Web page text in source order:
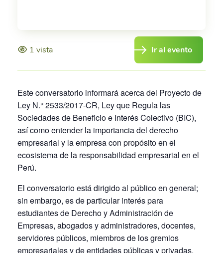
1 vista Ir al evento
Este conversatorio informará acerca del Proyecto de
Ley N.° 2533/2017-CR, Ley que Regula las
Sociedades de Beneficio e Interés Colectivo (BIC),
así como entender la importancia del derecho
empresarial y la empresa con propósito en el
ecosistema de la responsabilidad empresarial en el
Perú.
El conversatorio está dirigido al público en general;
sin embargo, es de particular interés para
estudiantes de Derecho y Administración de
Empresas, abogados y administradores, docentes,
servidores públicos, miembros de los gremios
empresariales y de entidades públicas y privadas,